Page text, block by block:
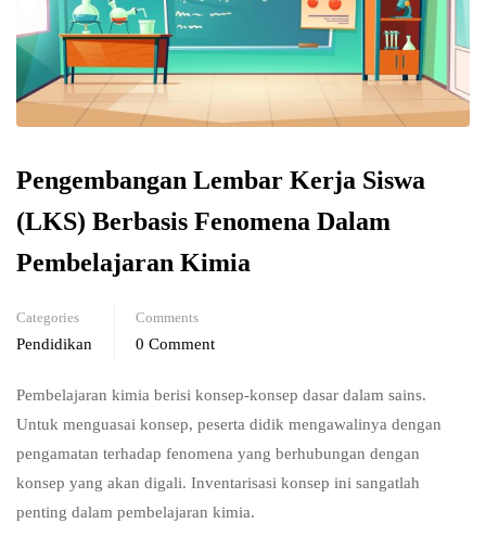
Pengembangan Lembar Kerja Siswa
(LKS) Berbasis Fenomena Dalam
Pembelajaran Kimia
Categories
Pendidikan
Comments
0 Comment
Pembelajaran kimia berisi konsep-konsep dasar dalam sains.
Untuk menguasai konsep, peserta didik mengawalinya dengan
pengamatan terhadap fenomena yang berhubungan dengan
konsep yang akan digali. Inventarisasi konsep ini sangatlah
penting dalam pembelajaran kimia.